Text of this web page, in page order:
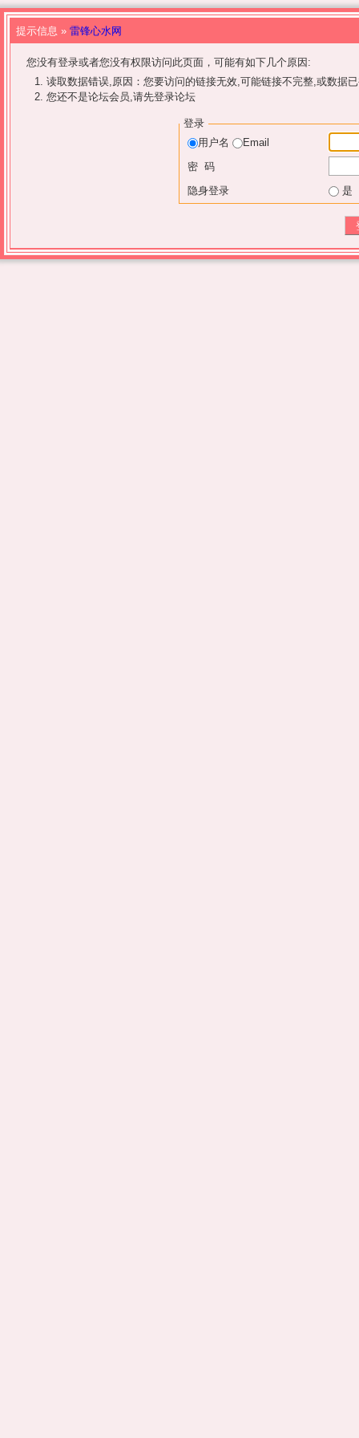
提示信息 » 雷锋心水网
您没有登录或者您没有权限访问此页面，可能有如下几个原因:
读取数据错误,原因：您要访问的链接无效,可能链接不完整,或数据
您还不是论坛会员,请先登录论坛
登录
用户名
Email
密 码
隐身登录